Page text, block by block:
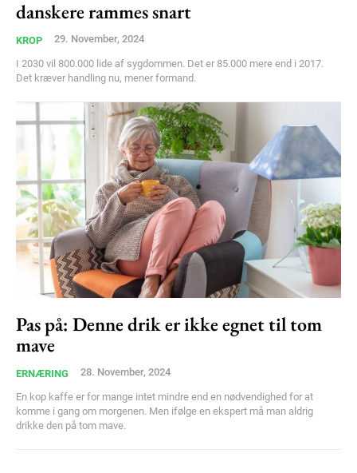
Orci varius natoque dolor
YEARLY PRICING MONTHLY PRICING
danskere rammes snart
KROP 29. November, 2024
I 2030 vil 800.000 lide af sygdommen. Det er 85.000 mere end i 2017.
Det kræver handling nu, mener formand.
Pas på: Denne drik er ikke egnet til tom
mave
ERNÆRING 28. November, 2024
En kop kaffe er for mange intet mindre end en nødvendighed for at
komme i gang om morgenen. Men ifølge en ekspert må man aldrig
drikke den på tom mave.